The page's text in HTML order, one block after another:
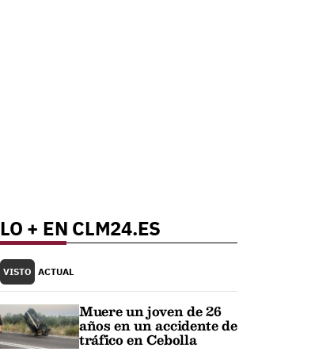
LO + EN CLM24.ES
VISTO ACTUAL
Muere un joven de 26
años en un accidente de
tráfico en Cebolla